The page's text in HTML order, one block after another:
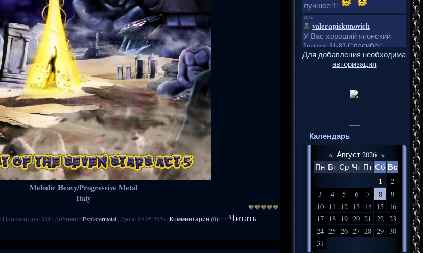
Melodic Heavy/Progressive Metal
Italy
| Просмотров: 389 | Добавил: Explorermetal | Дата: 04.05.2026 | Комментарии (0)*** Читать
Для добавления необходима
авторизация
Календарь
« Август 2026 »
Пн Вт Ср Чт Пт Сб Вс
1
2
3
4 5 6 7 8
9
10
11 12 13 14 15
16
17
18 19 20 21 22 23
24 25 26 27 28 29 30
31